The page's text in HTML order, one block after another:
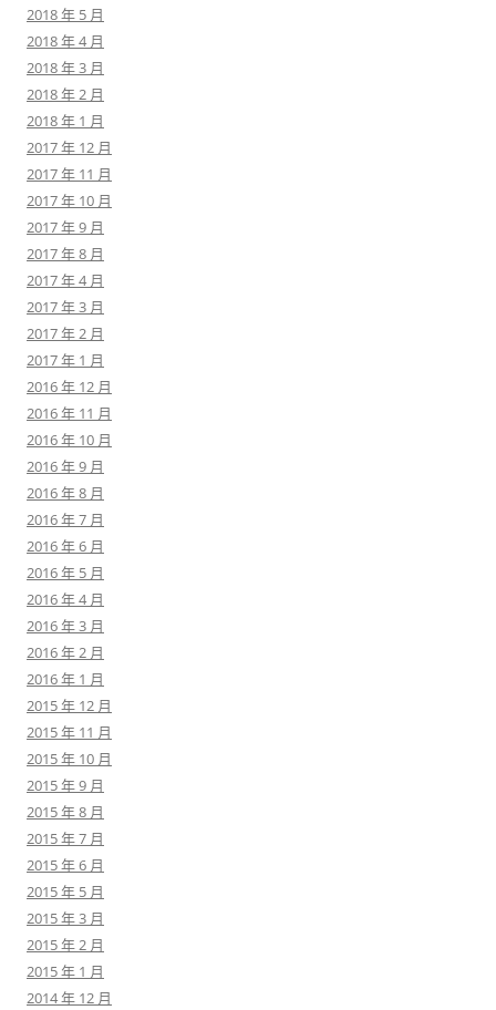
2018 年 5 月
2018 年 4 月
2018 年 3 月
2018 年 2 月
2018 年 1 月
2017 年 12 月
2017 年 11 月
2017 年 10 月
2017 年 9 月
2017 年 8 月
2017 年 4 月
2017 年 3 月
2017 年 2 月
2017 年 1 月
2016 年 12 月
2016 年 11 月
2016 年 10 月
2016 年 9 月
2016 年 8 月
2016 年 7 月
2016 年 6 月
2016 年 5 月
2016 年 4 月
2016 年 3 月
2016 年 2 月
2016 年 1 月
2015 年 12 月
2015 年 11 月
2015 年 10 月
2015 年 9 月
2015 年 8 月
2015 年 7 月
2015 年 6 月
2015 年 5 月
2015 年 3 月
2015 年 2 月
2015 年 1 月
2014 年 12 月